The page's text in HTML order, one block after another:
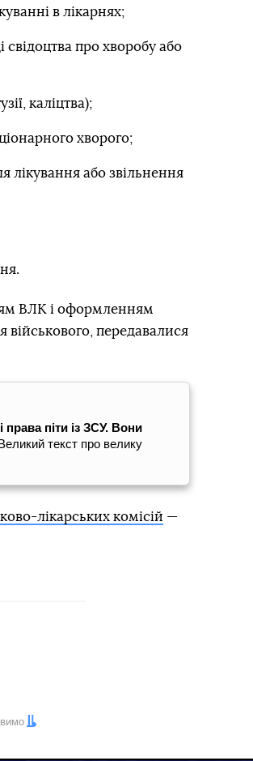
в лікарнях;
свідоцтва про хворобу або
каліцтва);
хворого;
лікування або звільнення
ВЛК і оформленням
військового, передавалися
піти із ЗСУ. Вони
текст про велику
лікарських комісій —